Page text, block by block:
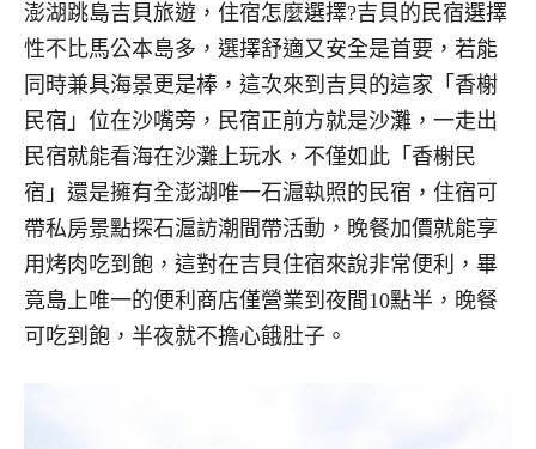
澎湖跳島吉貝旅遊，住宿怎麼選擇?吉貝的民宿選擇
性不比馬公本島多，選擇舒適又安全是首要，若能
同時兼具海景更是棒，這次來到吉貝的這家「香榭
民宿」位在沙嘴旁，民宿正前方就是沙灘，一走出
民宿就能看海在沙灘上玩水，不僅如此「香榭民
宿」還是擁有全澎湖唯一石滬執照的民宿，住宿可
帶私房景點探石滬訪潮間帶活動，晚餐加價就能享
用烤肉吃到飽，這對在吉貝住宿來說非常便利，畢
竟島上唯一的便利商店僅營業到夜間10點半，晚餐
可吃到飽，半夜就不擔心餓肚子。